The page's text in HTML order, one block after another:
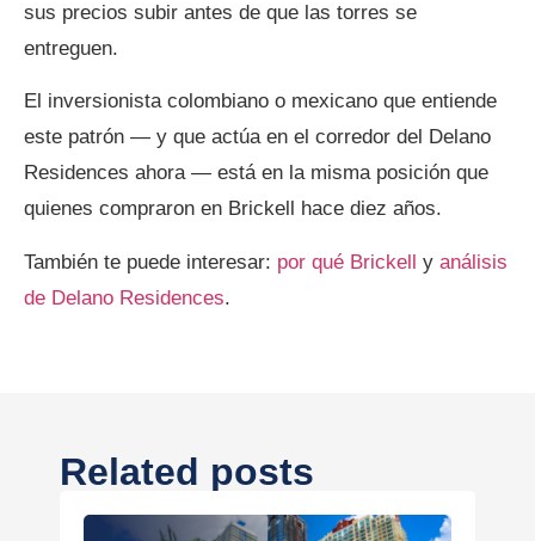
sus precios subir antes de que las torres se
entreguen.
El inversionista colombiano o mexicano que entiende
este patrón — y que actúa en el corredor del Delano
Residences ahora — está en la misma posición que
quienes compraron en Brickell hace diez años.
También te puede interesar: por qué Brickell y análisis
de Delano Residences.
Related posts